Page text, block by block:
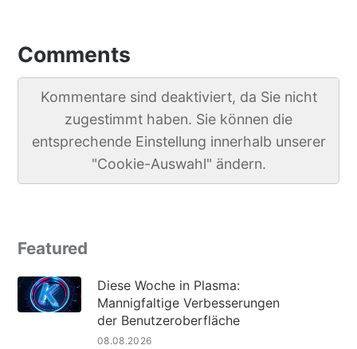
Comments
Kommentare sind deaktiviert, da Sie nicht
zugestimmt haben. Sie können die
entsprechende Einstellung innerhalb unserer
"Cookie-Auswahl" ändern.
Featured
Diese Woche in Plasma:
Mannigfaltige Verbesserungen
der Benutzeroberfläche
08.08.2026